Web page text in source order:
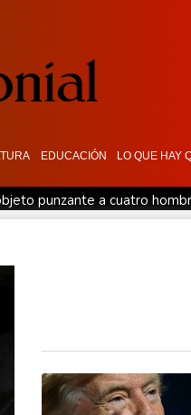
EDUCACIÓN LO QUE HAY
punzante a cuatro
rusa
los enigmas del Sol